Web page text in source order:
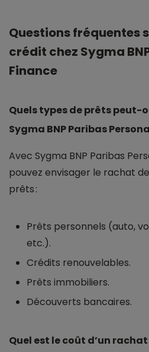
Questions fréquentes
crédit chez Sygma
Finance
Quels types de prêts peut-
Sygma BNP Paribas
Avec Sygma BNP Paribas
pouvez envisager le rachat
prêts :
Prêts personnels (auto,
etc.).
Crédits renouvelables.
Prêts immobiliers.
Découverts bancaires.
Quel est le coût d’un